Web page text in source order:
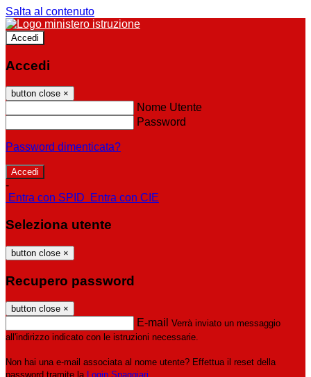
Salta al contenuto
Accedi
Accedi
button close ×
Nome Utente
Password
Password dimenticata?
-
Entra con SPID
Entra con CIE
Seleziona utente
button close ×
Recupero password
button close ×
E-mail Verrà inviato un messaggio
all'indirizzo indicato con le istruzioni necessarie.
Non hai una e-mail associata al nome utente? Effettua il reset della
password tramite la Login Spaggiari